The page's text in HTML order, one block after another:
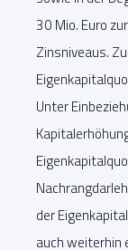
30 Mio. Euro
Zinsniveaus.
Unter
der
auch weiterhin